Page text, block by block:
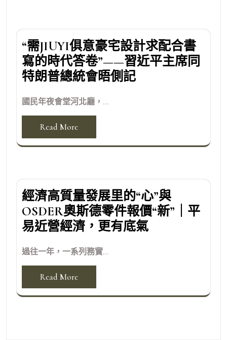
“需JIUYI俱意豪宅設計求配合書
寫的時代答卷”——習近平主席同
特朗普總統會晤側記
國民年夜會堂河北廳，...
Read More
經濟高質量發展里的“心”與
OSDER奧斯德零件報價“新”｜平
易近營經濟，更有底氣
過往一年，一系列務實...
Read More